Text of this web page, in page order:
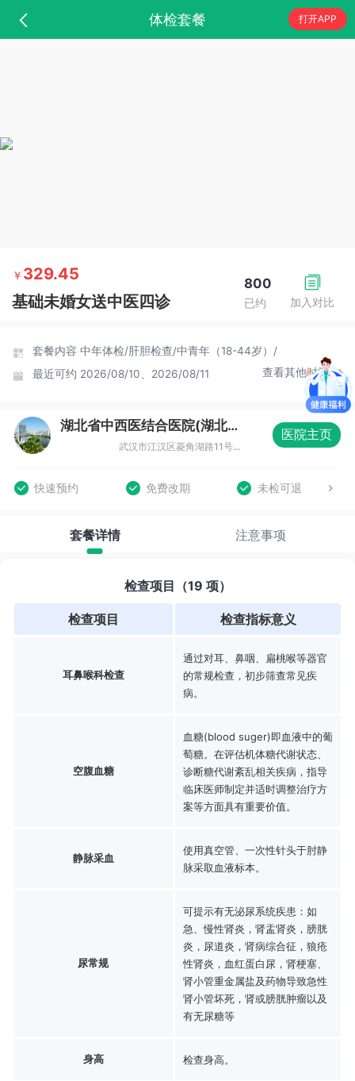
体检套餐 打开APP
加入对比
800
已约
￥ 329.45
基础未婚女送中医四诊
套餐内容 中年体检/肝胆检查/中青年（18-44岁）/
最近可约 2026/08/10、2026/08/11 查看其他时间
湖北省中西医结合医院(湖北省新华医院)体检中心
武汉市江汉区菱角湖路11号湖北省中西医结合医院体检中心（德康楼一楼（体检门诊1即116号房）
医院主页
快速预约 免费改期 未检可退
套餐详情 注意事项
检查项目（19 项）
检查项目 检查指标意义
耳鼻喉科检查
通过对耳、鼻咽、扁桃喉等器官
的常规检查，初步筛查常见疾
病。
空腹血糖
血糖(blood suger)即血液中的葡
萄糖。在评估机体糖代谢状态、
诊断糖代谢紊乱相关疾病，指导
临床医师制定并适时调整治疗方
案等方面具有重要价值。
静脉采血
使用真空管、一次性针头于肘静
脉采取血液标本。
尿常规
可提示有无泌尿系统疾患：如
急、慢性肾炎，肾盂肾炎，膀胱
炎，尿道炎，肾病综合征，狼疮
性肾炎，血红蛋白尿，肾梗塞、
肾小管重金属盐及药物导致急性
肾小管坏死，肾或膀胱肿瘤以及
有无尿糖等
身高 检查身高。